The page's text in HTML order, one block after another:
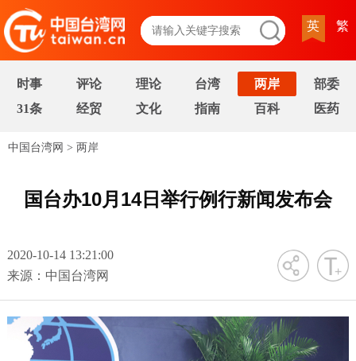
英 繁
时事 评论 理论 台湾 两岸
部委
31条
经贸 文化 指南 百科 医药
中国台湾网 > 两岸
国台办10月14日举行例行新闻发布会
2020-10-14 13:21:00
来源：中国台湾网
字号